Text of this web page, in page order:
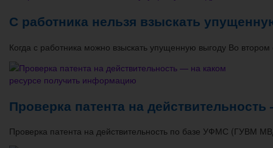
С работника нельзя взыскать
Когда с работника можно взыскать упущенную выгоду Во
Проверка патента на
Проверка патента на действительность по базе УФМС (ГУВМ